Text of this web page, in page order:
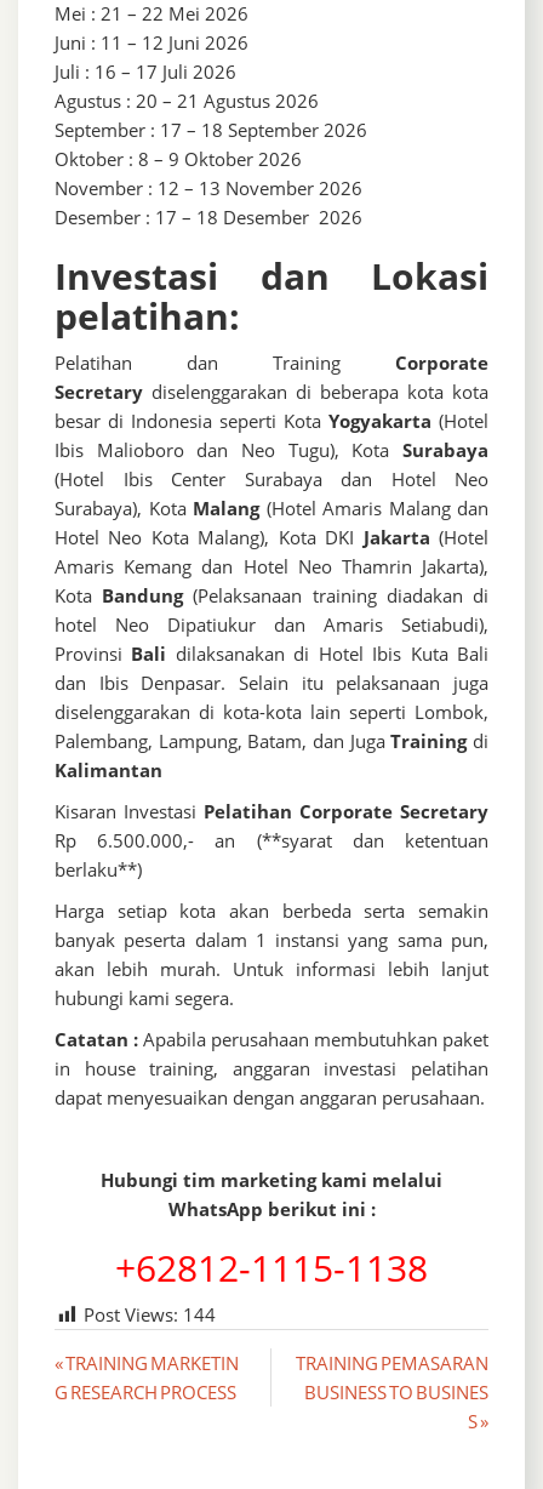
Mei : 21 – 22 Mei 2026
Juni : 11 – 12 Juni 2026
Juli : 16 – 17 Juli 2026
Agustus : 20 – 21 Agustus 2026
September : 17 – 18 September 2026
Oktober : 8 – 9 Oktober 2026
November : 12 – 13 November 2026
Desember : 17 – 18 Desember 2026
Investasi dan Lokasi
pelatihan:
Pelatihan dan Training Corporate
Secretary diselenggarakan di beberapa kota kota
besar di Indonesia seperti Kota Yogyakarta (Hotel
Ibis Malioboro dan Neo Tugu), Kota Surabaya
(Hotel Ibis Center Surabaya dan Hotel Neo
Surabaya), Kota Malang(Hotel Amaris Malang dan
Hotel Neo Kota Malang), Kota DKI Jakarta (Hotel
Amaris Kemang dan Hotel Neo Thamrin Jakarta),
Kota Bandung(Pelaksanaan training diadakan di
hotel Neo Dipatiukur dan Amaris Setiabudi),
Provinsi Bali dilaksanakan di Hotel Ibis Kuta Bali
dan Ibis Denpasar. Selain itu pelaksanaan juga
diselenggarakan di kota-kota lain seperti Lombok,
Palembang, Lampung, Batam, dan JugaTrainingdi
Kalimantan
Kisaran Investasi Pelatihan Corporate Secretary
Rp 6.500.000,- an (**syarat dan ketentuan
berlaku**)
Harga setiap kota akan berbeda serta semakin
banyak peserta dalam 1 instansi yang sama pun,
akan lebih murah. Untuk informasi lebih lanjut
hubungi kami segera.
Catatan : Apabila perusahaan membutuhkan paket
in house training, anggaran investasi pelatihan
dapat menyesuaikan dengan anggaran perusahaan.
Hubungi tim marketing kami melalui
WhatsApp berikut ini :
+62812-1115-1138
Post Views: 144
Post
navigation
« TRAINING MARKETIN
G RESEARCH PROCESS
TRAINING PEMASARAN
BUSINESS TO BUSINES
S »